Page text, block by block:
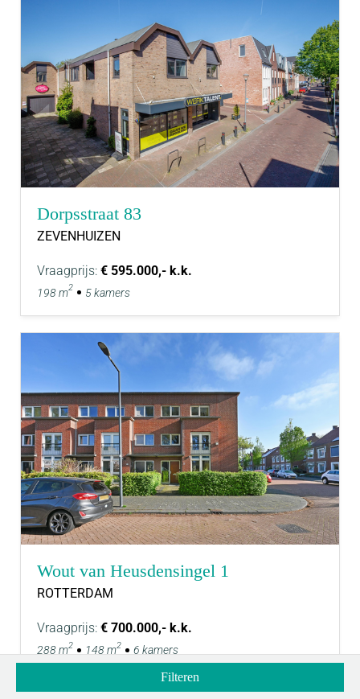
Filteren
Dorpsstraat 83
ZEVENHUIZEN
Vraagprijs: € 595.000,- k.k.
198 m2 5 kamers
Wout van Heusdensingel 1
ROTTERDAM
Vraagprijs: € 700.000,- k.k.
288 m2 148 m2 6 kamers